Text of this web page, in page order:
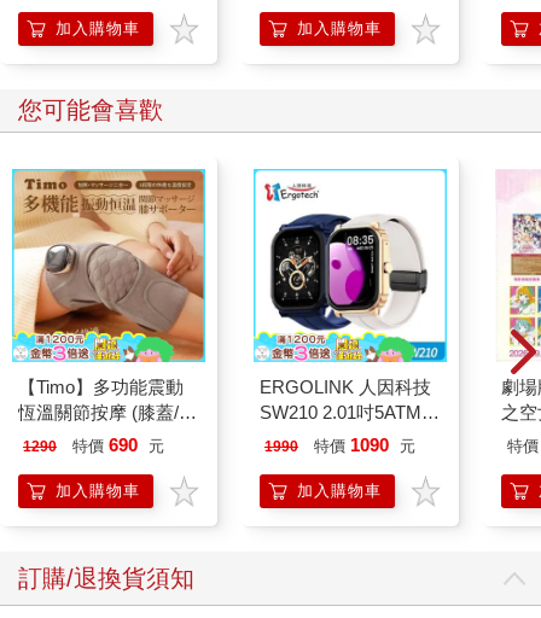
加入購物車 加入購物車
的
您可能會喜歡
【Timo】多功能震動
恆溫關節按摩 (膝蓋/
肩/手肘通用) 無線充電
膝熱敷 【單入組】
1290 特價 690 元
加入購物車
ERGOLINK 人因科技
SW210 2.01吋5ATM游
泳心率血氧藍牙通話腕
1990 特價 1090 元
加入購物車
劇
之
樂
特價
訂購/退換貨須知